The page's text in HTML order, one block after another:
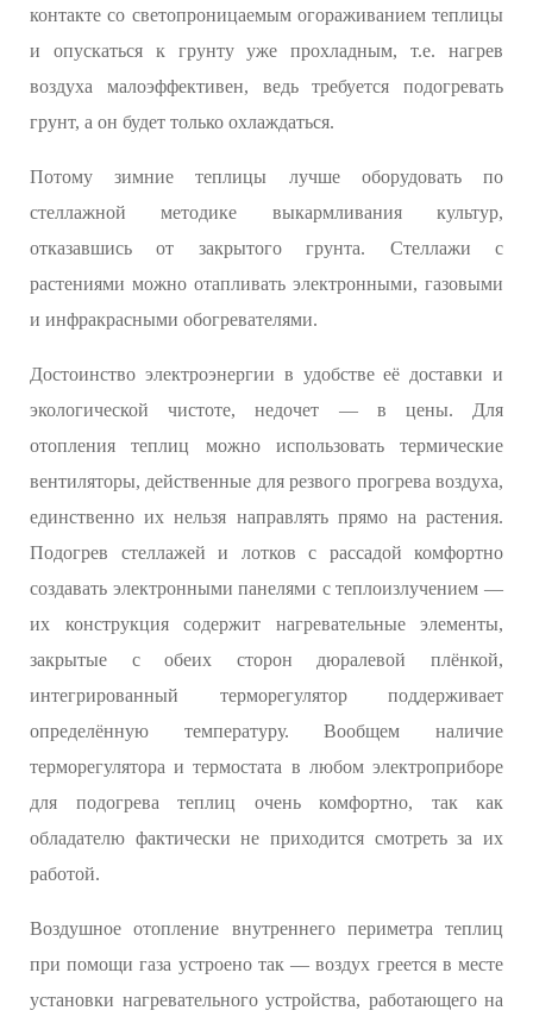
контакте со светопроницаемым огораживанием теплицы
и опускаться к грунту уже прохладным, т.е. нагрев
воздуха малоэффективен, ведь требуется подогревать
грунт, а он будет только охлаждаться.
Потому зимние теплицы лучше оборудовать по
стеллажной методике выкармливания культур,
отказавшись от закрытого грунта. Стеллажи с
растениями можно отапливать электронными, газовыми
и инфракрасными обогревателями.
Достоинство электроэнергии в удобстве её доставки и
экологической чистоте, недочет — в цены. Для
отопления теплиц можно использовать термические
вентиляторы, действенные для резвого прогрева воздуха,
единственно их нельзя направлять прямо на растения.
Подогрев стеллажей и лотков с рассадой комфортно
создавать электронными панелями с теплоизлучением —
их конструкция содержит нагревательные элементы,
закрытые с обеих сторон дюралевой плёнкой,
интегрированный терморегулятор поддерживает
определённую температуру. Вообщем наличие
терморегулятора и термостата в любом электроприборе
для подогрева теплиц очень комфортно, так как
обладателю фактически не приходится смотреть за их
работой.
Воздушное отопление внутреннего периметра теплиц
при помощи газа устроено так — воздух греется в месте
установки нагревательного устройства, работающего на